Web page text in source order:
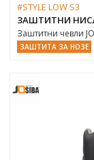
#STYLE LOW S3
ЗАШТИТНИ
Заштитни чевли
ЗАШТИТА ЗА НОЗЕ